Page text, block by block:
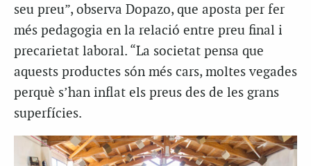
seu preu”, observa Dopazo, que aposta per fer
més pedagogia en la relació entre preu final i
precarietat laboral. “La societat pensa que
aquests productes són més cars, moltes vegades
perquè s’han inflat els preus des de les grans
superfícies.